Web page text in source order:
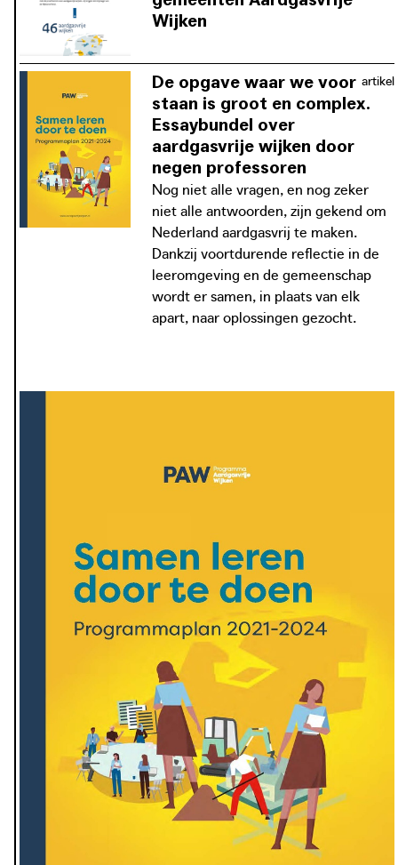
De gemeenten die meedoen aan het Programma
Aardgasvrije Wijken mogen zelf kiezen hoe ze hun wijk
van het aardgas halen. In de proeftuinen maken de
deelnemende gemeenten hun woningen en andere
gebouwen aardgasvrij of klaar om in de toekomst snel
aardgasvrij te kunnen worden.
Wijken
zijn na een tweede selectieronde 46
wijken geselecteerd die subsidies van
de Rijksoverheid krijgen om
aardgasvrij te worden. Deze wijken
vormen de proeftuin om kennis te
vergaren en lessen met elkaar te
delen.
artikel
De opgave waar we voor
staan is groot en complex.
Essaybundel over
aardgasvrije wijken door
negen professoren
Nog niet alle vragen, en nog zeker
niet alle antwoorden, zijn gekend om
Nederland aardgasvrij te maken.
Dankzij voortdurende reflectie in de
leeromgeving en de gemeenschap
wordt er samen, in plaats van elk
apart, naar oplossingen gezocht.